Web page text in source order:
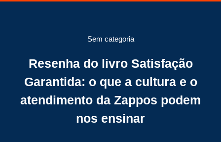
Sem categoria
Resenha do livro Satisfação
Garantida: o que a cultura e o
atendimento da Zappos podem
nos ensinar